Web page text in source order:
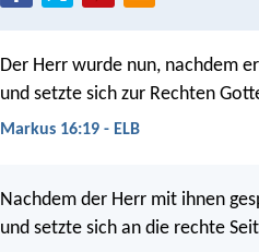
Der Herr wurde nun, nachdem
und setzte sich zur Rechten
Markus 16:19 - ELB
Nachdem der Herr mit ihnen
und setzte sich an die rechte